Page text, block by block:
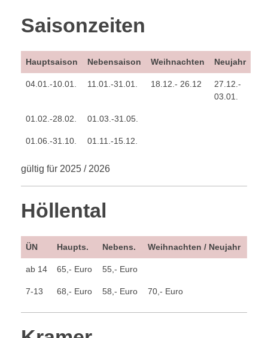
Saisonzeiten
Hauptsaison Nebensaison Weihnachten Neujahr
04.01.-10.01. 11.01.-31.01. 18.12.- 26.12
27.12.-
03.01.
01.02.-28.02. 01.03.-31.05.
01.06.-31.10. 01.11.-15.12.
gültig für 2025 / 2026
Höllental
ÜN Haupts. Nebens. Weihnachten / Neujahr
ab 14 65,- Euro 55,- Euro
7-13 68,- Euro 58,- Euro 70,- Euro